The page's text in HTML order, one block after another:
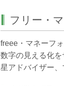
フリー・
freee・マネーフ
数字の見える化
星アドバイザー、